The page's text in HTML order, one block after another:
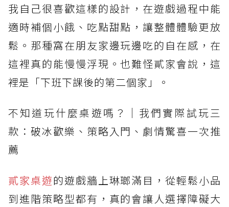
我自己很喜歡這樣的設計，在遊戲過程中能
適時補個小餓、吃點甜點，讓整體體驗更放
鬆。那種窩在朋友家邊玩邊吃的自在感，在
這裡真的能慢慢浮現。也難怪貳家會說，這
裡是「下班下課後的第二個家」。
不知道玩什麼桌遊嗎？｜我們實際試玩三
款：破冰歡樂、策略入門、劇情驚喜一次推
薦
貳家桌遊的遊戲牆上琳瑯滿目，從輕鬆小品
到進階策略型都有，真的會讓人選擇障礙大